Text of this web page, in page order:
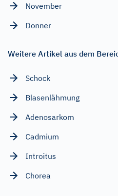
November
Donner
Weitere Artikel aus dem
Schock
Blasenlähmung
Adenosarkom
Cadmium
Introitus
Chorea